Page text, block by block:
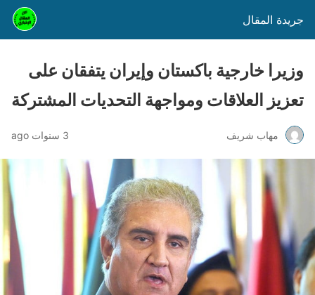
جريدة المقال
وزيرا خارجية باكستان وإيران يتفقان على
تعزيز العلاقات ومواجهة التحديات المشتركة
مهاب شريف 3 سنوات ago